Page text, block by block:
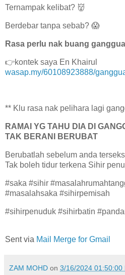
Ternampak kelibat? 👹
Berdebar tanpa sebab? 😱
Rasa perlu nak buang
👉kontek saya En Khairul
wasap.my/60108923888/
** Klu rasa nak pelihara lagi
RAMAI YG TAHU DIA DI
TAK BERANI BERUBAT
Berubatlah sebelum anda
Tak boleh tidur terkena Sihir
#saka #sihir
#masalahsaka #sihirpemisah
#sihirpenuduk #sihirbatin
Sent via Mail Merge for Gmail
ZAM MOHD on 3/16/2024 01:50:00